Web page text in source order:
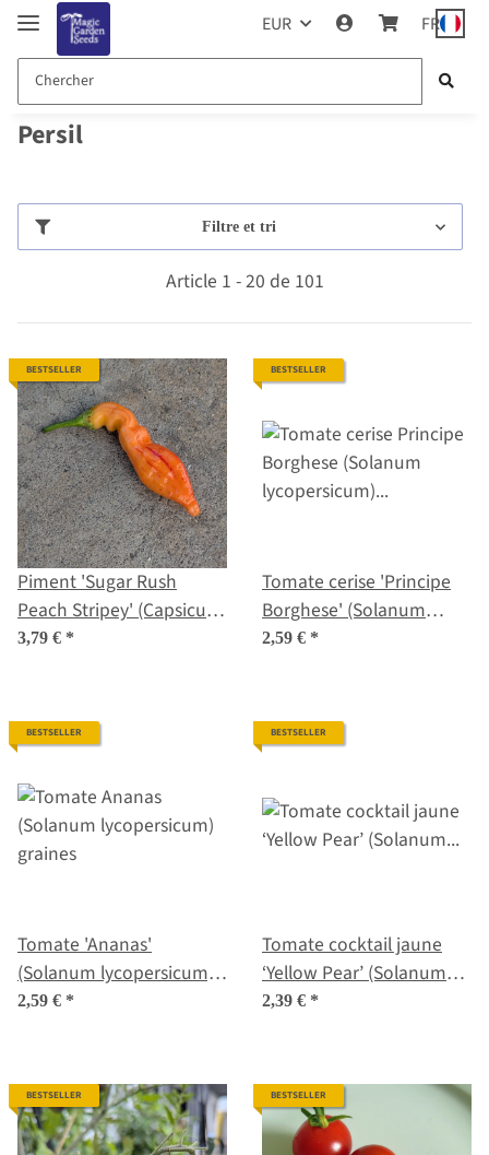
EUR FR
Persil
Filtre et tri
Article 1 - 20 de 101
BESTSELLER
Piment 'Sugar Rush
Peach Stripey' (Capsicum
baccatum) graines
3,79 € *
BESTSELLER
Tomate cerise 'Principe
Borghese' (Solanum
lycopersicum) graines
2,59 € *
BESTSELLER
Tomate 'Ananas'
(Solanum lycopersicum)
graines
2,59 € *
BESTSELLER
Tomate cocktail jaune
‘Yellow Pear’ (Solanum
lycopersicum) graines
2,39 € *
BESTSELLER BESTSELLER